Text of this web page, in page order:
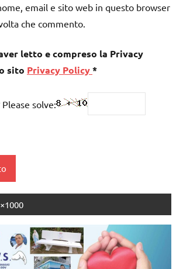
email e sito web in questo browser
che commento.
letto e compreso la Privacy
sito Privacy Policy*
solve: